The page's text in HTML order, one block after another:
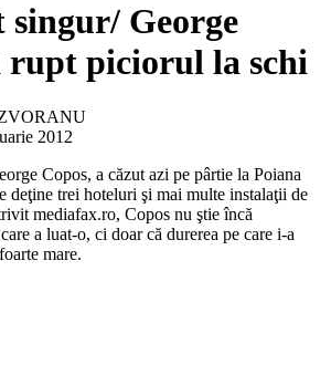
singur/ George
rupt piciorul la schi
2012
Copos, a căzut azi pe pârtie la Poiana
deţine trei hoteluri şi mai multe instalaţii de
mediafax.ro, Copos nu ştie încă
a luat-o, ci doar că durerea pe care i-a
mare.